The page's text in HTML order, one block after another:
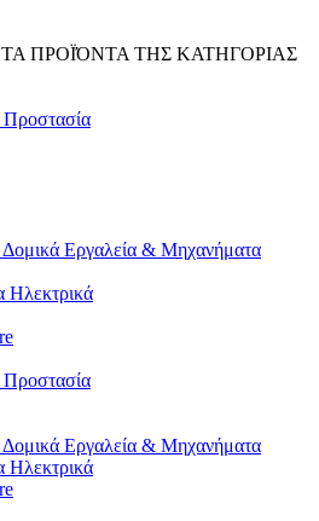
ΠΡΟΪΌΝΤΑ ΤΗΣ ΚΑΤΗΓΟΡΙΑΣ
Προστασία
Δομικά Εργαλεία & Μηχανήματα
Ηλεκτρικά
Προστασία
Δομικά Εργαλεία & Μηχανήματα
Ηλεκτρικά